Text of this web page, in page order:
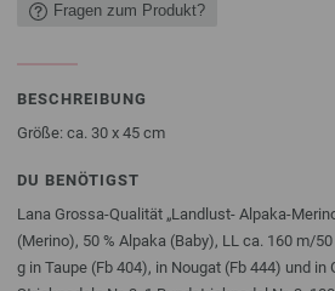
Fragen zum Produkt?
BESCHREIBUNG
Größe: ca. 30 x 45 cm
DU BENÖTIGST
Lana Grossa-Qualität „Landlust- Alpaka-
(Merino), 50 % Alpaka (Baby), LL ca. 160 m/
g in Taupe (Fb 404), in Nougat (Fb 444) und in